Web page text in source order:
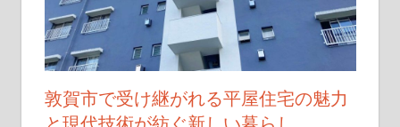
敦賀市で受け継がれる平屋住宅の魅力